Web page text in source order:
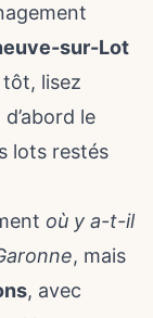
sur-Lot
lisez
le
lots restés
où y a-t-il
, mais
, avec